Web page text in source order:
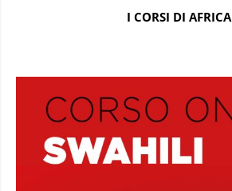
I CORSI DI AFRICA